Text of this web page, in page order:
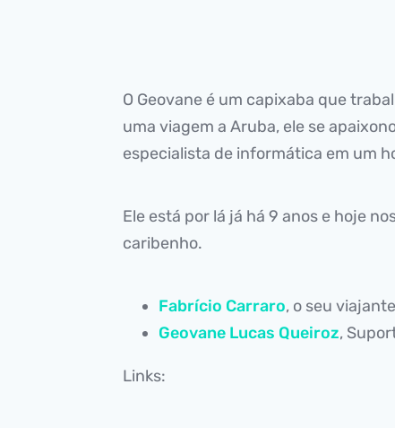
O Geovane é um capixaba que
uma viagem a Aruba, ele se
especialista de informática em um
Ele está por lá já há 9 anos e hoje
caribenho.
Fabrício Carraro, o seu
Geovane Lucas Queiroz,
Links: